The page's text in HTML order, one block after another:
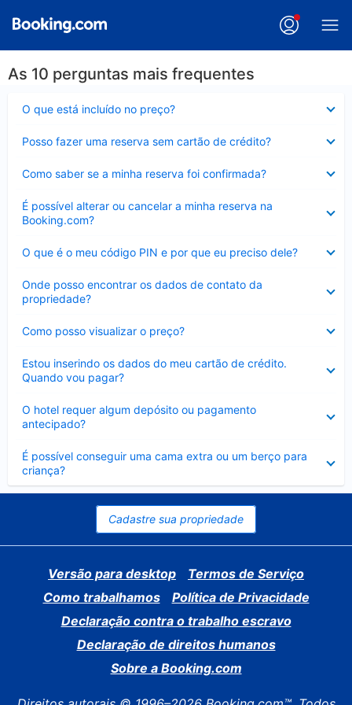
As 10 perguntas mais frequentes
O que está incluído no preço?
Posso fazer uma reserva sem cartão de crédito?
Como saber se a minha reserva foi confirmada?
É possível alterar ou cancelar a minha reserva na
Booking.com?
Contraído
O que é o meu código PIN e por que eu preciso dele?
Onde posso encontrar os dados de contato da
propriedade?
Como posso visualizar o preço?
Estou inserindo os dados do meu cartão de crédito.
Quando vou pagar?
O hotel requer algum depósito ou pagamento
antecipado?
É possível conseguir uma cama extra ou um berço para
criança?
Contraído
Cadastre sua propriedade
Versão para desktop
Termos de Serviço
Como trabalhamos
Política de Privacidade
Declaração contra o trabalho escravo
Declaração de direitos humanos
Sobre a Booking.com